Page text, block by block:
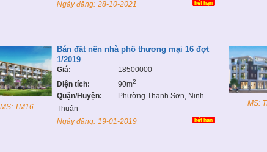
Ngày đăng: 28-10-2021
MS: TM16
Bán đất nền nhà phố thương mại 16 đợt
1/2019
Giá:
18500000
Diện tích:
90m2
Quận/Huyện:
Phường Thanh Sơn, Ninh
Thuận
Ngày đăng: 19-01-2019
MS: